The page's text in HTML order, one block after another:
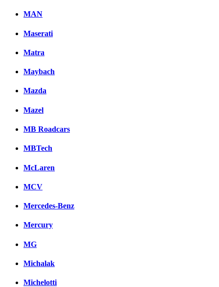
MAN
Maserati
Matra
Maybach
Mazda
Mazel
MB Roadcars
MBTech
McLaren
MCV
Mercedes-Benz
Mercury
MG
Michalak
Michelotti